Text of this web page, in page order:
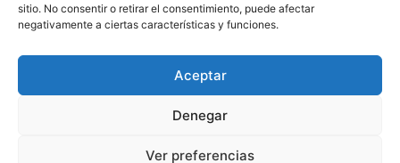
sitio. No consentir o retirar el consentimiento, puede afectar
negativamente a ciertas características y funciones.
Aceptar
Denegar
Ver preferencias
CONTACTA CON NOSOTROS